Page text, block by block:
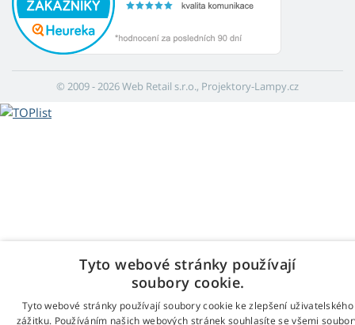
© 2009 - 2026 Web Retail s.r.o., Projektory-Lampy.cz
Tyto webové stránky používají
soubory cookie.
Tyto webové stránky používají soubory cookie ke zlepšení uživatelského
zážitku. Používáním našich webových stránek souhlasíte se všemi